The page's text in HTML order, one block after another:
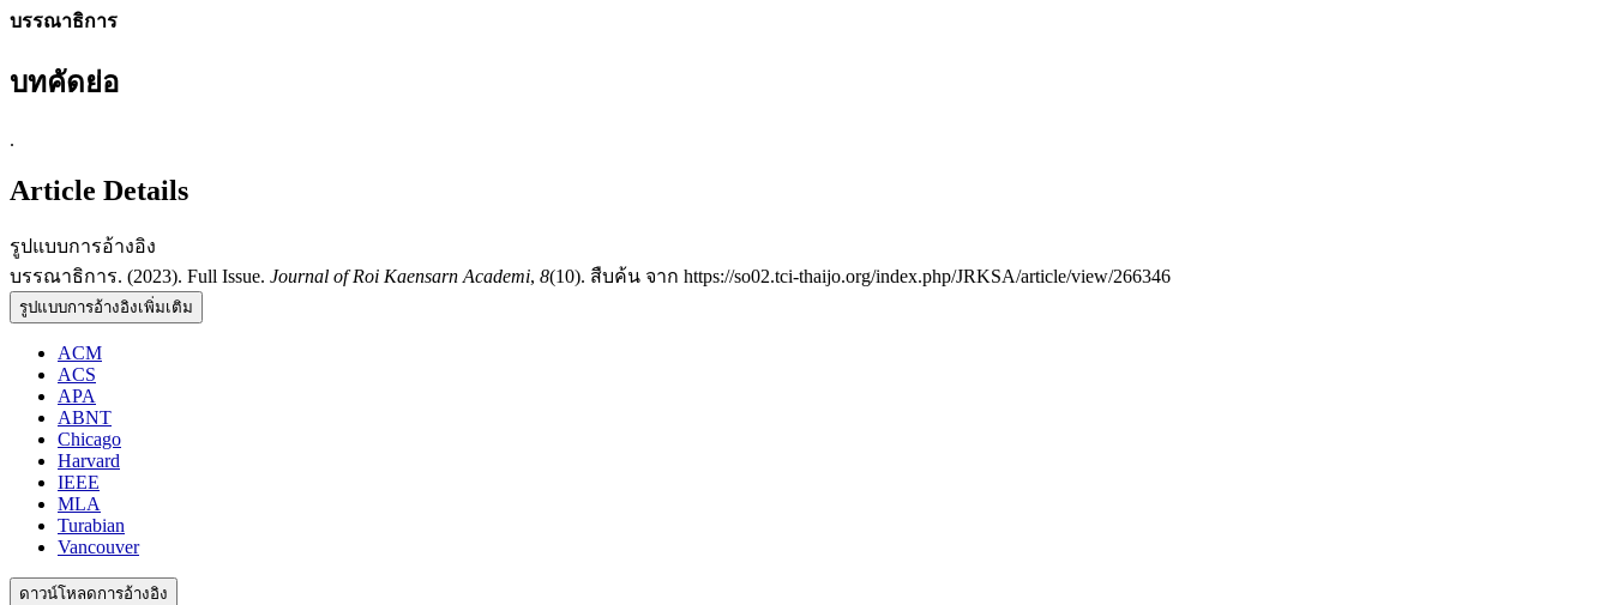
บรรณาธิการ
บทคัดย่อ
.
Article Details
รูปแบบการอ้างอิง
บรรณาธิการ. (2023). Full Issue. Journal of Roi Kaensarn Academi, 8(10). สืบค้น จาก https://so02.tci-thaijo.org/index.php/JRKSA/article/view/266346
รูปแบบการอ้างอิงเพิ่มเติม
ACM
ACS
APA
ABNT
Chicago
Harvard
IEEE
MLA
Turabian
Vancouver
ดาวน์โหลดการอ้างอิง